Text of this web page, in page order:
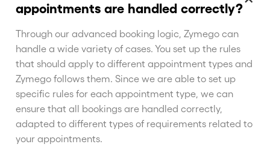
appointments are handled correctly?
Through our advanced booking logic, Zymego can
handle a wide variety of cases. You set up the rules
that should apply to different appointment types and
Zymego follows them. Since we are able to set up
specific rules for each appointment type, we can
ensure that all bookings are handled correctly,
adapted to different types of requirements related to
your appointments.